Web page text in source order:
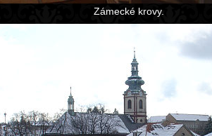
Zámecké krovy.